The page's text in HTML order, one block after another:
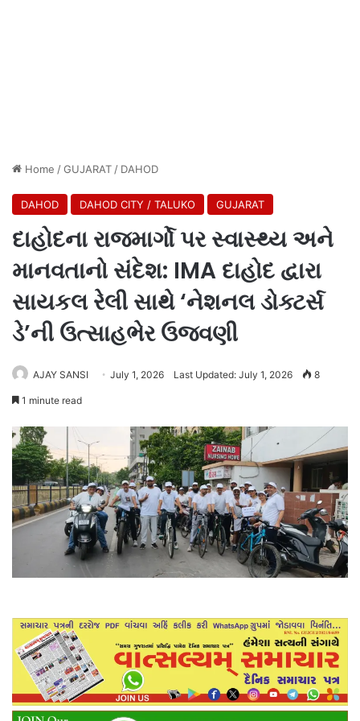
Home /GUJARAT / DAHOD
DAHOD DAHOD CITY / TALUKO GUJARAT
દાહોદના રાજમાર્ગો પર સ્વાસ્થ્ય અને
માનવતાનો સંદેશ: IMA દાહોદ દ્વારા
સાયકલ રેલી સાથે ‘નેશનલ ડોક્ટર્સ
ડે’ની ઉત્સાહભેર ઉજવણી
AJAY SANSI July 1, 2026 Last Updated: July 1, 2026 8
1 minute read